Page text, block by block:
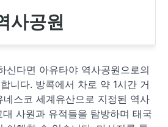
사공원
신다면 아유타야 역사공원으로의
니다. 방콕에서 차로 약 1시간 거
스코 세계유산으로 지정된 역사
사원과 유적들을 탐방하며 태국